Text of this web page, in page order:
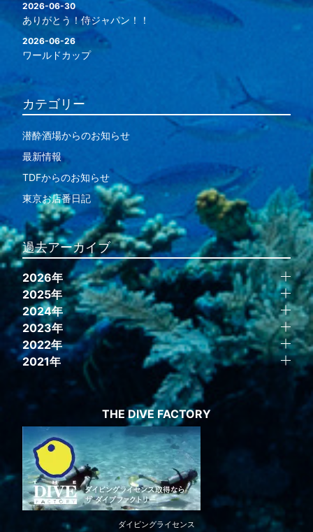
2026-06-30
ありがとう！侍ジャパン！！
2026-06-26
ワールドカップ
カテゴリー
潜酔酒場からのお知らせ
最新情報
TDFからのお知らせ
東京お店番日記
過去アーカイブ
2026年
2025年
2024年
2023年
2022年
2021年
THE DIVE FACTORY
ダイビングライセンス